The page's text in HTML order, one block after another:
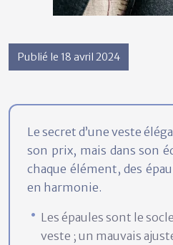
Publié le 18 avril 2024
Le secret d’une veste
son prix, mais dans son
chaque élément, des
en harmonie.
Les épaules sont le
veste ; un mauvais